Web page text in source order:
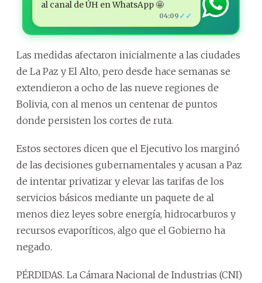
al canal de ÚH en WhatsApp 🤩
04:09 ✓✓
Las medidas afectaron inicialmente a las ciudades
de La Paz y El Alto, pero desde hace semanas se
extendieron a ocho de las nueve regiones de
Bolivia, con al menos un centenar de puntos
donde persisten los cortes de ruta.
Estos sectores dicen que el Ejecutivo los marginó
de las decisiones gubernamentales y acusan a Paz
de intentar privatizar y elevar las tarifas de los
servicios básicos mediante un paquete de al
menos diez leyes sobre energía, hidrocarburos y
recursos evaporíticos, algo que el Gobierno ha
negado.
PÉRDIDAS. La Cámara Nacional de Industrias (CNI)